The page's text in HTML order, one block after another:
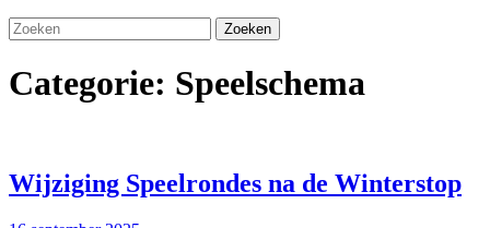
SLUIT
KNOP
Zoek
naar:
Categorie: Speelschema
Wijziging Speelrondes na de Winterstop